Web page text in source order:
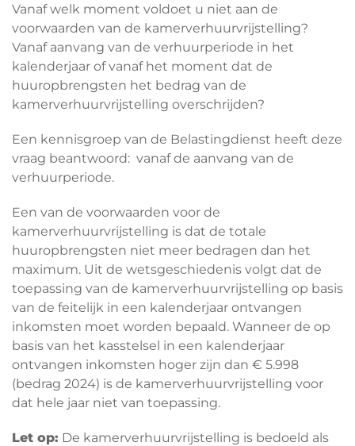
Vanaf welk moment voldoet u niet aan de
voorwaarden van de kamerverhuurvrijstelling?
Vanaf aanvang van de verhuurperiode in het
kalenderjaar of vanaf het moment dat de
huuropbrengsten het bedrag van de
kamerverhuurvrijstelling overschrijden?
Een kennisgroep van de Belastingdienst heeft deze
vraag beantwoord: vanaf de aanvang van de
verhuurperiode.
Een van de voorwaarden voor de
kamerverhuurvrijstelling is dat de totale
huuropbrengsten niet meer bedragen dan het
maximum. Uit de wetsgeschiedenis volgt dat de
toepassing van de kamerverhuurvrijstelling op basis
van de feitelijk in een kalenderjaar ontvangen
inkomsten moet worden bepaald. Wanneer de op
basis van het kasstelsel in een kalenderjaar
ontvangen inkomsten hoger zijn dan € 5.998
(bedrag 2024) is de kamerverhuurvrijstelling voor
dat hele jaar niet van toepassing.
Let op: De kamerverhuurvrijstelling is bedoeld als